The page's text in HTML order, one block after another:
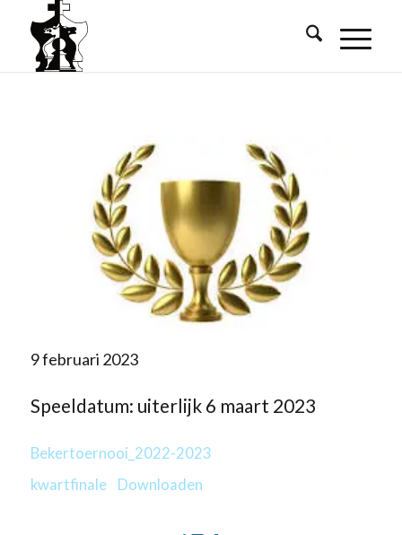
9 februari 2023
Speeldatum: uiterlijk 6 maart 2023
Bekertoernooi_2022-2023
kwartfinale
Downloaden